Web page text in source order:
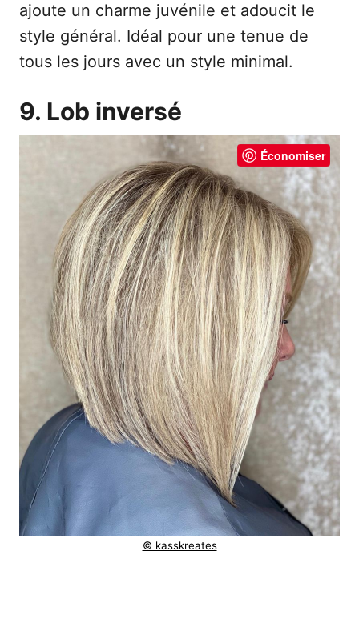
ajoute un charme juvénile et adoucit le
style général. Idéal pour une tenue de
tous les jours avec un style minimal.
9. Lob inversé
Économiser
© kasskreates